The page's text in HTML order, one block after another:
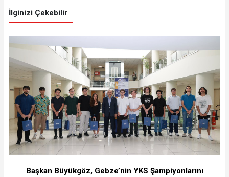
İlginizi Çekebilir
Başkan Büyükgöz, Gebze’nin YKS Şampiyonlarını